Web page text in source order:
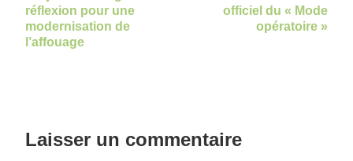
d’article
réflexion pour une
modernisation de
l’affouage
officiel du « Mode
opératoire »
Laisser un commentaire